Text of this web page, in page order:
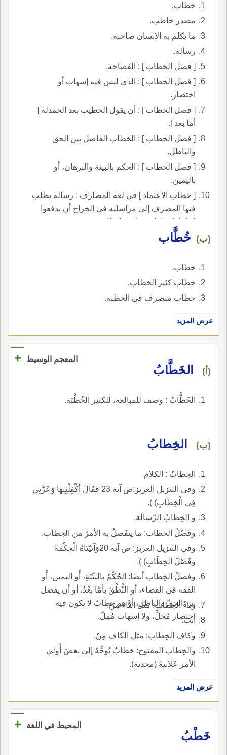
خطاب.
مصدر خاطب.
ما يكلم به الإنسان صاحبه.
رسالة.
[ فصل الخطاب ] : الفصاحة.
[ فصل الخطاب ] : الذي ليس فيه إسهاب أو
اختصار.
[ فصل الخطاب ] : أن يقول الخطيب بعد الحمدلة [
أما بعد ].
[ فصل الخطاب ] : الخطاب الفاصل بين الحق
والباطل.
[ فصل الخطاب ] : الحكم بالبينة والبرهان، أو
باليمين.
[ خطاب الاعتماد ] في لغة المصارف : رسالة يطلب
فيها المصرف إلى مراسليه في الخراج أن يدفعوا
لحاملها مبلغا معينا من المال.
(ب) خُطَّاب
خطاب.
خطاب كثير الخطاب.
خطاب متصرف في الخطبة.
عرض المزيد
المعجم الوسيط +
(أ) الخَطَّابُ
الخَطَّابُ : وصف للمبالغة، للكثير الخُطْبَة.
(ب) الخِطابُ
الخِطابُ : الكلام.
وفي التنزيل العزيز:ص آية 23 فَقَالَ أَكْفِلْنِيهَا وَعَزَّنِي
فِي الْخِطَابِ) ).
و الخِطابُ الرِّسالَة.
وفَصْلُ الخطاب: ما ينفَصلُ به الأمرُ من الخِطاب.
وفي التنزيل العزيز: ص آية 20وَآتَيْنَاهُ الْحِكْمَةَ
وَفَصْلَ الخِطَابِ) ).
وفصلُ الخِطاب أيضًا: الحُكْمُ بالبَيِّنَةِ، أَو اليمين، أَو
الفقه في القضاء، أو النُّطْقُ بأمَّا بعْدُ، أو أن يفصل
بين الحقِّ والباطل، أَو هو خطابٌ لا يكون فيه
اختصار مُخِلٌّ، ولا إسهاب مُمِلّ.
وتاءُ الخِطاب: مثل التَّاء مِنْ.
أَنت.
وكاف الخِطاب: مثل الكاف مِنْ.
والخِطاب المفتوح: خطابٌ يُوجَّهُ إلى بعضَ أُولي
الأمر عَلانيةً (محدثة).
عرض المزيد
المحيط في اللغة
+
خَطْبُ